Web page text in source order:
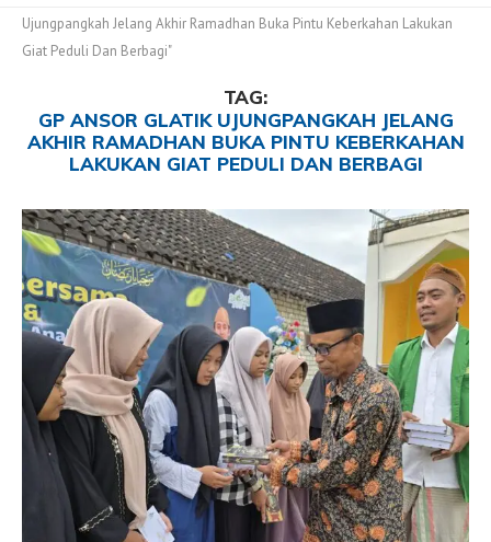
Ujungpangkah Jelang Akhir Ramadhan Buka Pintu Keberkahan Lakukan
Giat Peduli Dan Berbagi"
TAG:
GP ANSOR GLATIK UJUNGPANGKAH JELANG
AKHIR RAMADHAN BUKA PINTU KEBERKAHAN
LAKUKAN GIAT PEDULI DAN BERBAGI